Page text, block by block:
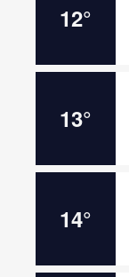
12°
13°
14°